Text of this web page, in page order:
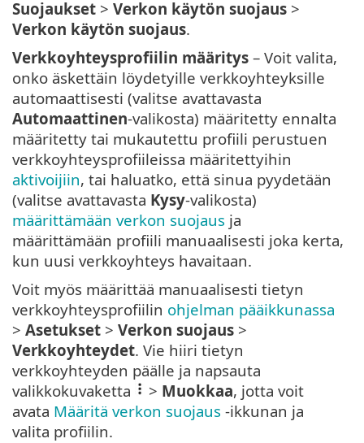
Suojaukset > Verkon käytön suojaus >
Verkon käytön suojaus.
Verkkoyhteysprofiilin määritys – Voit valita,
onko äskettäin löydetyille verkkoyhteyksille
automaattisesti (valitse avattavasta
Automaattinen-valikosta) määritetty ennalta
määritetty tai mukautettu profiili perustuen
verkkoyhteysprofiileissa määritettyihin
aktivoijiin, tai haluatko, että sinua pyydetään
(valitse avattavasta Kysy-valikosta)
määrittämään verkon suojaus ja
määrittämään profiili manuaalisesti joka kerta,
kun uusi verkkoyhteys havaitaan.
Voit myös määrittää manuaalisesti tietyn
verkkoyhteysprofiilin ohjelman pääikkunassa
> Asetukset > Verkon suojaus >
Verkkoyhteydet. Vie hiiri tietyn
verkkoyhteyden päälle ja napsauta
valikkokuvaketta
> Muokkaa, jotta voit
avata Määritä verkon suojaus -ikkunan ja
valita profiilin.